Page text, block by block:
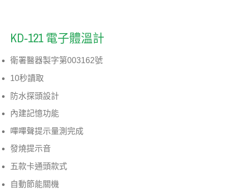
KD-121 電子體溫計
衛署醫器製字第003162號
10秒讀取
防水探頭設計
內建記憶功能
嗶嗶聲提示量測完成
發燒提示音
五款卡通頭款式
自動節能關機